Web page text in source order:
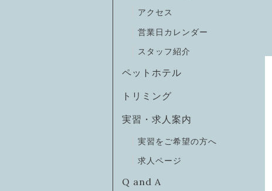
アクセス
営業日カレンダー
スタッフ紹介
ペットホテル
トリミング
実習・求人案内
実習をご希望の方へ
求人ページ
Q and A